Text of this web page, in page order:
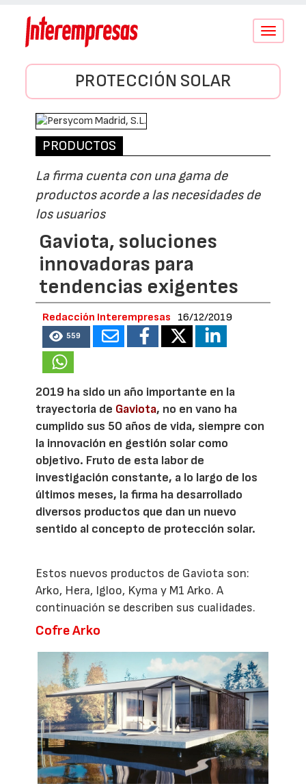
Conmutar
PROTECCIÓN SOLAR
PRODUCTOS
La firma cuenta con una gama de
productos acorde a las necesidades de
los usuarios
Gaviota, soluciones
innovadoras para
tendencias exigentes
Redacción Interempresas 16/12/2019
559
2019 ha sido un año importante en la
trayectoria de Gaviota, no en vano ha
cumplido sus 50 años de vida, siempre con
la innovación en gestión solar como
objetivo. Fruto de esta labor de
investigación constante, a lo largo de los
últimos meses, la firma ha desarrollado
diversos productos que dan un nuevo
sentido al concepto de protección solar.
Estos nuevos productos de Gaviota son:
Arko, Hera, Igloo, Kyma y M1 Arko. A
continuación se describen sus cualidades.
Cofre Arko